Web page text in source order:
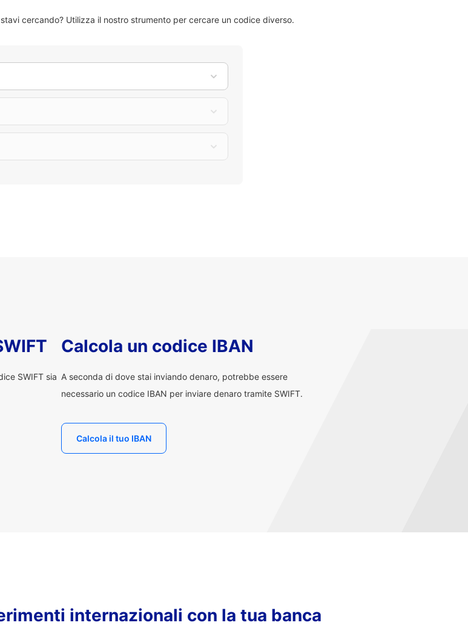
cercando? Utilizza il nostro strumento per cercare un codice diverso.
SWIFT sia
Calcola un codice IBAN
A seconda di dove stai inviando denaro, potrebbe essere
necessario un codice IBAN per inviare denaro tramite SWIFT.
Calcola il tuo IBAN
internazionali con la tua banca